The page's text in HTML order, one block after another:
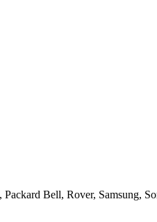
Bell, Rover, Samsung,